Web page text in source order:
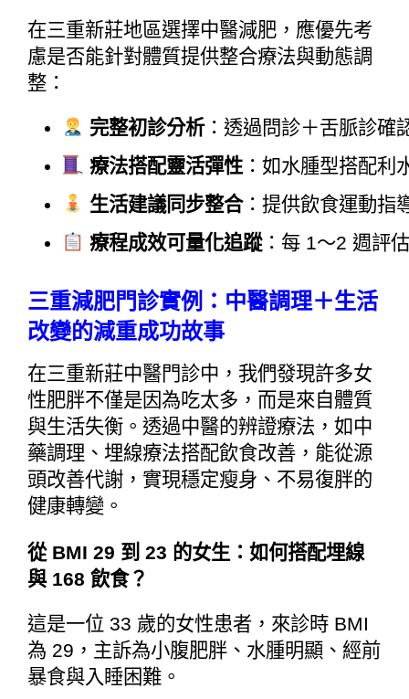
在三重新莊地區選擇中醫減肥，應優先考
慮是否能針對體質提供整合療法與動態調
整：
完整初診分析：透過問診＋舌脈診確
療法搭配靈活彈性：如水腫型搭配利
生活建議同步整合：提供飲食運動指
療程成效可量化追蹤：每 1～2 週評
三重減肥門診實例：中醫調理＋生活
改變的減重成功故事
在三重新莊中醫門診中，我們發現許多女
性肥胖不僅是因為吃太多，而是來自體質
與生活失衡。透過中醫的辨證療法，如中
藥調理、埋線療法搭配飲食改善，能從源
頭改善代謝，實現穩定瘦身、不易復胖的
健康轉變。
從 BMI 29 到 23 的女生：如何搭配埋線
與 168 飲食？
這是一位 33 歲的女性患者，來診時 BMI
為 29，主訴為小腹肥胖、水腫明顯、經前
暴食與入睡困難。